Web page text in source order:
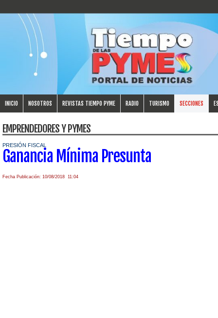
INICIO NOSOTROS REVISTAS TIEMPO PYME RADIO TURISMO SECCIONES
EMPRENDEDORES Y PYMES
PRESIÓN FISCAL
Ganancia Mínima Presunta
Fecha Publicación: 10/08/2018 11:04